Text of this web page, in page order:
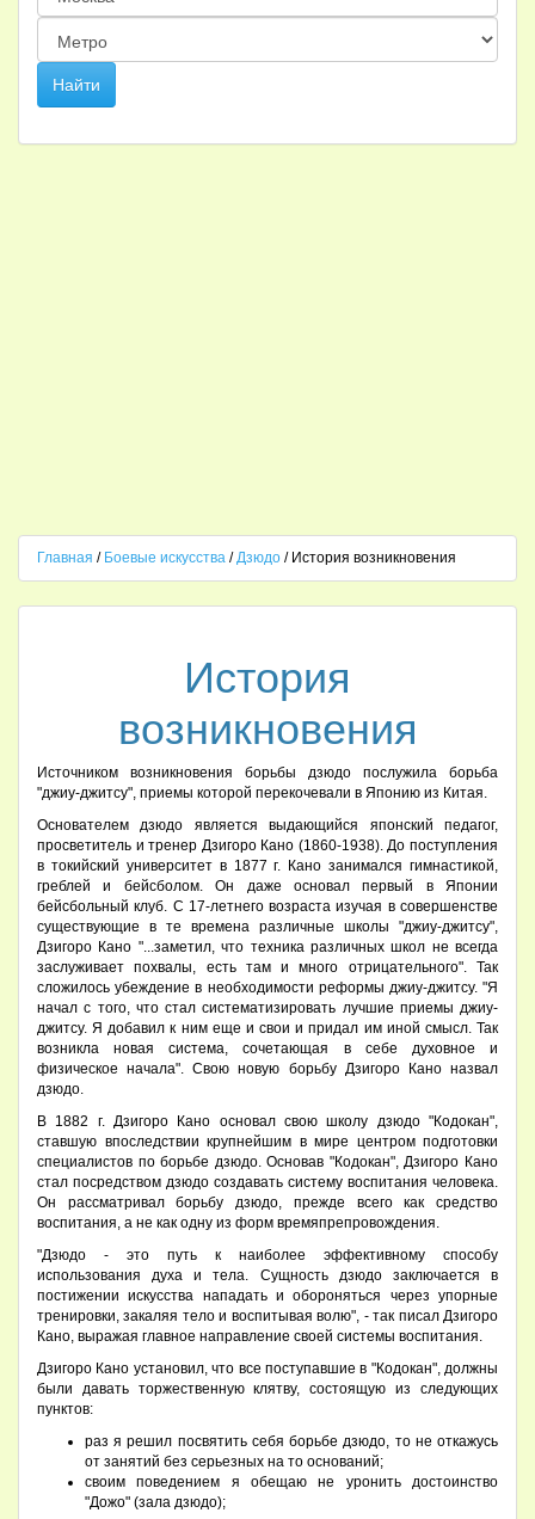
Главная / Боевые искусства /Дзюдо / История возникновения
История
возникновения
Источником возникновения борьбы дзюдо послужила борьба
"джиу-джитсу", приемы которой перекочевали в Японию из Китая.
Основателем дзюдо является выдающийся японский педагог,
просветитель и тренер Дзигоро Кано (1860-1938). До поступления
в токийский университет в 1877 г. Кано занимался гимнастикой,
греблей и бейсболом. Он даже основал первый в Японии
бейсбольный клуб. С 17-летнего возраста изучая в совершенстве
существующие в те времена различные школы "джиу-джитсу",
Дзигоро Кано "...заметил, что техника различных школ не всегда
заслуживает похвалы, есть там и много отрицательного". Так
сложилось убеждение в необходимости реформы джиу-джитсу. "Я
начал с того, что стал систематизировать лучшие приемы джиу-
джитсу. Я добавил к ним еще и свои и придал им иной смысл. Так
возникла новая система, сочетающая в себе духовное и
физическое начала". Свою новую борьбу Дзигоро Кано назвал
дзюдо.
В 1882 г. Дзигоро Кано основал свою школу дзюдо "Кодокан",
ставшую впоследствии крупнейшим в мире центром подготовки
специалистов по борьбе дзюдо. Основав "Кодокан", Дзигоро Кано
стал посредством дзюдо создавать систему воспитания человека.
Он рассматривал борьбу дзюдо, прежде всего как средство
воспитания, а не как одну из форм времяпрепровождения.
"Дзюдо - это путь к наиболее эффективному способу
использования духа и тела. Сущность дзюдо заключается в
постижении искусства нападать и обороняться через упорные
тренировки, закаляя тело и воспитывая волю", - так писал Дзигоро
Кано, выражая главное направление своей системы воспитания.
Дзигоро Кано установил, что все поступавшие в "Кодокан", должны
были давать торжественную клятву, состоящую из следующих
пунктов:
раз я решил посвятить себя борьбе дзюдо, то не откажусь
от занятий без серьезных на то оснований;
своим поведением я обещаю не уронить достоинство
"Дожо" (зала дзюдо);